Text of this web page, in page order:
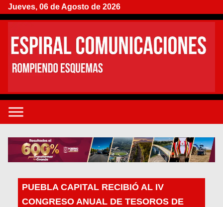
Jueves, 06 de Agosto de 2026
PUEBLA CAPITAL RECIBIÓ AL IV
CONGRESO ANUAL DE TESOROS DE